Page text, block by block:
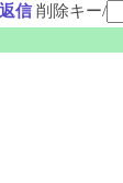
信 削除キー/